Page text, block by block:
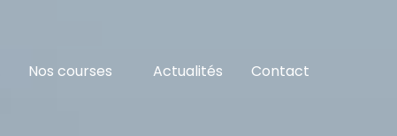
Nos courses Actualités Contact